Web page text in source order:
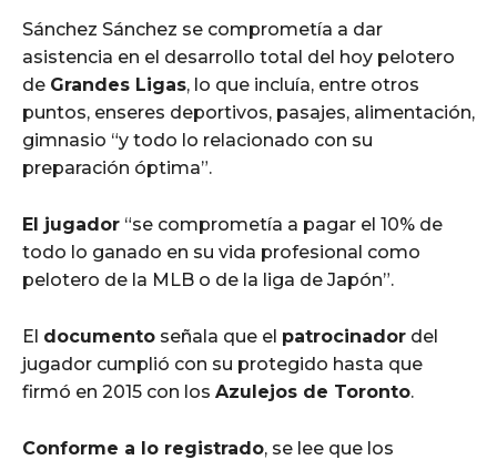
Sánchez Sánchez se comprometía a dar
asistencia en el desarrollo total del hoy pelotero
de Grandes Ligas, lo que incluía, entre otros
puntos, enseres deportivos, pasajes, alimentación,
gimnasio “y todo lo relacionado con su
preparación óptima”.
El jugador “se comprometía a pagar el 10% de
todo lo ganado en su vida profesional como
pelotero de la MLB o de la liga de Japón”.
El documento señala que el patrocinador del
jugador cumplió con su protegido hasta que
firmó en 2015 con los Azulejos de Toronto.
Conforme a lo registrado, se lee que los